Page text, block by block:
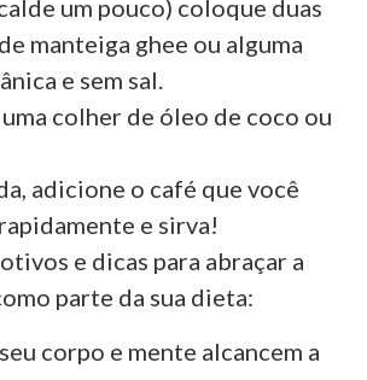
um pouco) coloque duas
manteiga ghee ou alguma
e sem sal.
colher de óleo de coco ou
adicione o café que você
e sirva!
e dicas para abraçar a
parte da sua dieta:
corpo e mente alcancem a